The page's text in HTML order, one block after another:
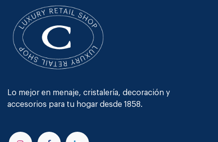
Lo mejor en menaje, cristalería, decoración y
accesorios para tu hogar desde 1858.